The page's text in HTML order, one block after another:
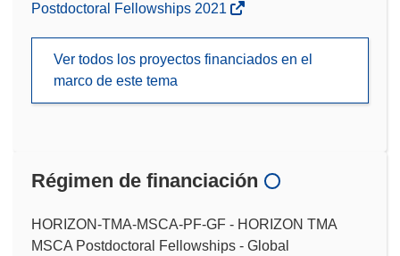
Postdoctoral Fellowships 2021
Ver todos los proyectos financiados en el
marco de este tema
Régimen de financiación
HORIZON-TMA-MSCA-PF-GF - HORIZON TMA
MSCA Postdoctoral Fellowships - Global